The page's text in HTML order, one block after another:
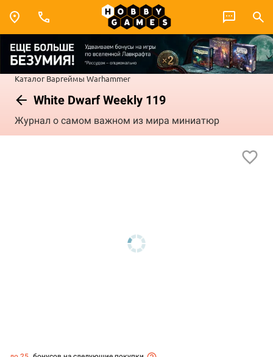
Каталог Варгеймы Warhammer
White Dwarf Weekly 119
Журнал о самом важном из мира миниатюр